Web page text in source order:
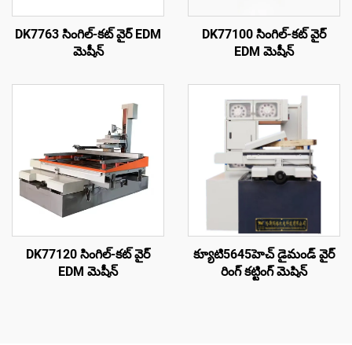
DK7763 సింగిల్-కట్ వైర్ EDM
మెషీన్
DK77100 సింగిల్-కట్ వైర్
EDM మెషీన్
DK77120 సింగిల్-కట్ వైర్
EDM మెషీన్
క్యూటి5645హెచ్ డైమండ్ వైర్
రింగ్ కట్టింగ్ మెషిన్